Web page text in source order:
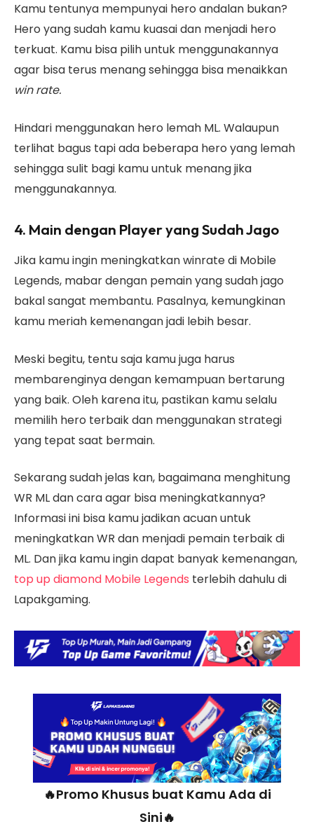
Kamu tentunya mempunyai hero andalan bukan?
Hero yang sudah kamu kuasai dan menjadi hero
terkuat. Kamu bisa pilih untuk menggunakannya
agar bisa terus menang sehingga bisa menaikkan
win rate.
Hindari menggunakan hero lemah ML. Walaupun
terlihat bagus tapi ada beberapa hero yang lemah
sehingga sulit bagi kamu untuk menang jika
menggunakannya.
4. Main dengan Player yang Sudah Jago
Jika kamu ingin meningkatkan winrate di Mobile
Legends, mabar dengan pemain yang sudah jago
bakal sangat membantu. Pasalnya, kemungkinan
kamu meriah kemenangan jadi lebih besar.
Meski begitu, tentu saja kamu juga harus
membarenginya dengan kemampuan bertarung
yang baik. Oleh karena itu, pastikan kamu selalu
memilih hero terbaik dan menggunakan strategi
yang tepat saat bermain.
Sekarang sudah jelas kan, bagaimana menghitung
WR ML dan cara agar bisa meningkatkannya?
Informasi ini bisa kamu jadikan acuan untuk
meningkatkan WR dan menjadi pemain terbaik di
ML. Dan jika kamu ingin dapat banyak kemenangan,
top up diamond Mobile Legends terlebih dahulu di
Lapakgaming.
🔥Promo Khusus buat Kamu Ada di
Sini🔥